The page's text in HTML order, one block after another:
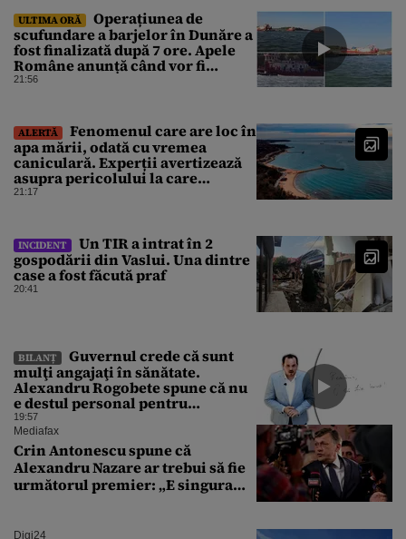
partid, Emil Boc
ULTIMA ORĂ
Operațiunea de
scufundare a barjelor în Dunăre a
fost finalizată după 7 ore. Apele
Române anunță când vor fi
simțite efectele
21:56
ALERTĂ
Fenomenul care are loc în
apa mării, odată cu vremea
caniculară. Experții avertizează
asupra pericolului la care
oamenii pot fi expuși
21:17
INCIDENT
Un TIR a intrat în 2
gospodării din Vaslui. Una dintre
case a fost făcută praf
20:41
BILANȚ
Guvernul crede că sunt
mulţi angajaţi în sănătate.
Alexandru Rogobete spune că nu
e destul personal pentru
combaterea infecţiilor
nosocomiale
19:57
Mediafax
Crin Antonescu spune că
Alexandru Nazare ar trebui să fie
următorul premier: „E singura
Digi24